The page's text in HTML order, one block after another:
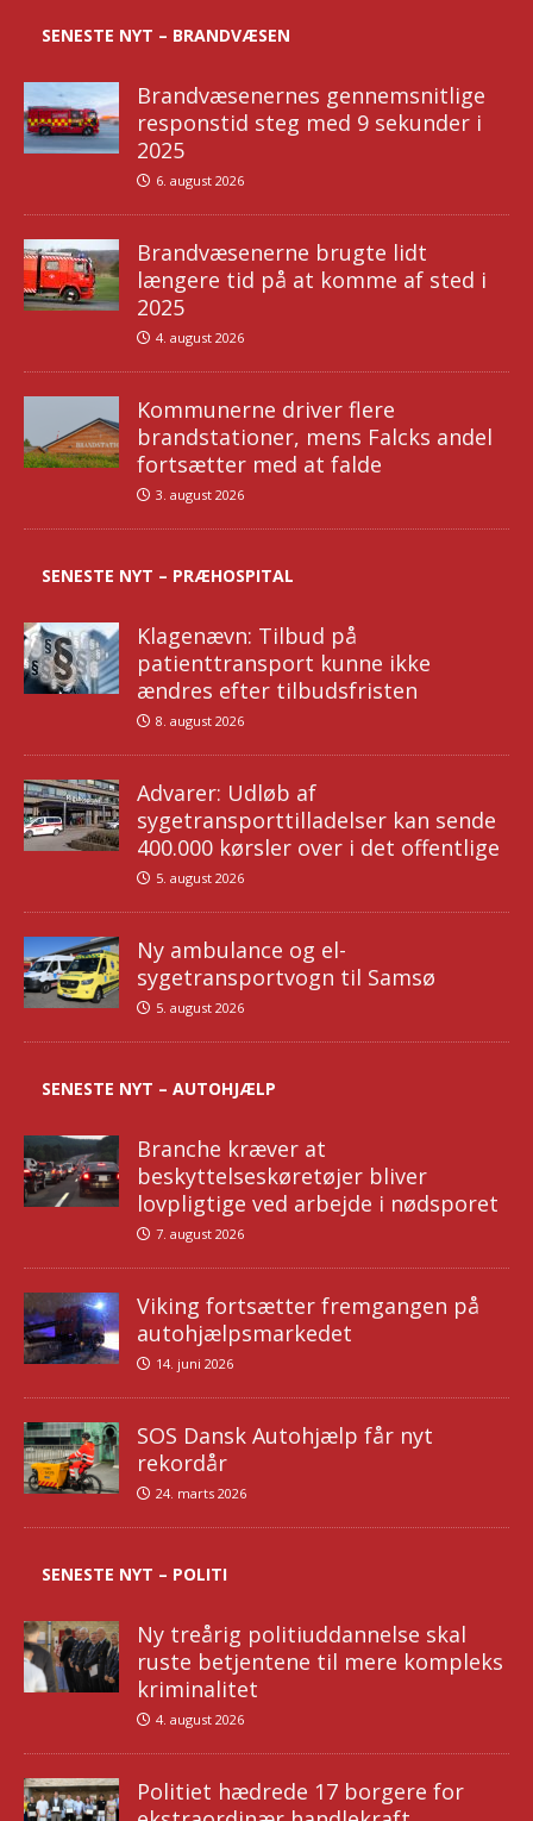
SENESTE NYT – BRANDVÆSEN
Brandvæsenernes gennemsnitlige
responstid steg med 9 sekunder i
2025
6. august 2026
Brandvæsenerne brugte lidt
længere tid på at komme af sted i
2025
4. august 2026
Kommunerne driver flere
brandstationer, mens Falcks andel
fortsætter med at falde
3. august 2026
SENESTE NYT – PRÆHOSPITAL
Klagenævn: Tilbud på
patienttransport kunne ikke
ændres efter tilbudsfristen
8. august 2026
Advarer: Udløb af
sygetransporttilladelser kan sende
400.000 kørsler over i det offentlige
5. august 2026
Ny ambulance og el-
sygetransportvogn til Samsø
5. august 2026
SENESTE NYT – AUTOHJÆLP
Branche kræver at
beskyttelseskøretøjer bliver
lovpligtige ved arbejde i nødsporet
7. august 2026
Viking fortsætter fremgangen på
autohjælpsmarkedet
14. juni 2026
SOS Dansk Autohjælp får nyt
rekordår
24. marts 2026
SENESTE NYT – POLITI
Ny treårig politiuddannelse skal
ruste betjentene til mere kompleks
kriminalitet
4. august 2026
Politiet hædrede 17 borgere for